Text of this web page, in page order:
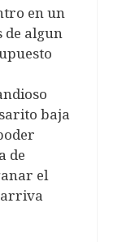
en un
de algun
baja
de
el